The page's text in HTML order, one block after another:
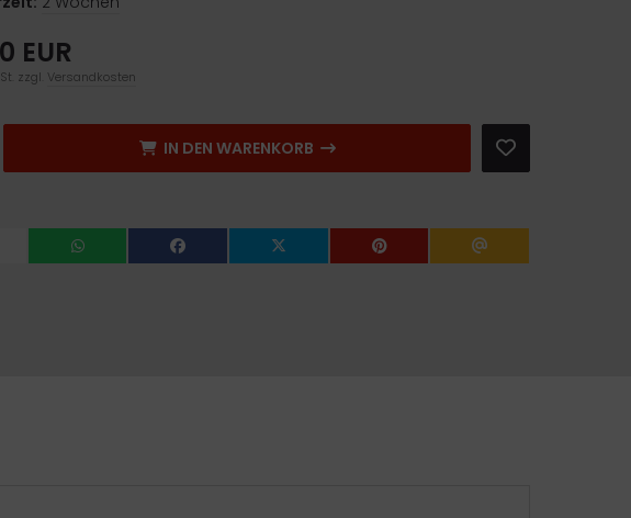
EUR
zzgl. Versandkosten
IN DEN WARENKORB